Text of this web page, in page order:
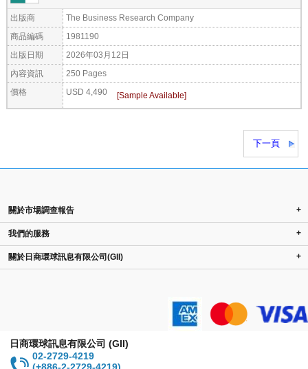
出版商 The Business Research Company
商品編碼 1981190
出版日期 2026年03月12日
內容資訊 250 Pages
價格 USD 4,490
下一頁
關於市場調查報告 +
我們的服務 +
關於日商環球訊息有限公司(GII) +
日商環球訊息有限公司 (GII)
02-2729-4219